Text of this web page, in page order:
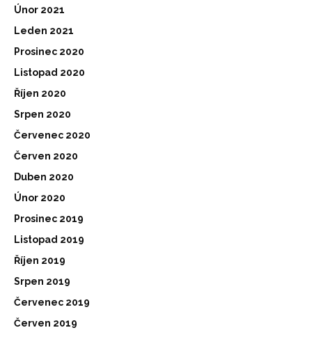
Únor 2021
Leden 2021
Prosinec 2020
Listopad 2020
Říjen 2020
Srpen 2020
Červenec 2020
Červen 2020
Duben 2020
Únor 2020
Prosinec 2019
Listopad 2019
Říjen 2019
Srpen 2019
Červenec 2019
Červen 2019